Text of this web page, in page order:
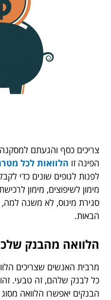
צריכים כסף והגעתם
הפינה זו הלוואות לכל
לפנות לגופים שונים כדי
מימון לשיפוצים, מימון
סגירת מינוס, לא משנה
הבאות.
הלוואה מהבנק
מרבית האנשים שצריכים
כל לבנק שלהם, זה טבעי.
הבנקים יאפשרו הלוואה